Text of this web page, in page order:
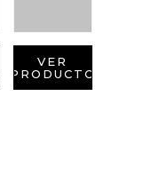
VER
PRODUCTO